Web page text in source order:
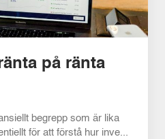
på ränta
begrepp som är lika
för att förstå hur inve...